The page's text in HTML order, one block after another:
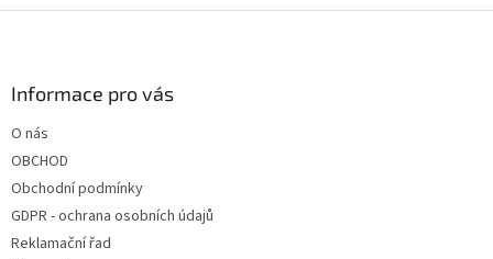
l
Informace pro vás
O nás
OBCHOD
Obchodní podmínky
GDPR - ochrana osobních údajů
Reklamační řad